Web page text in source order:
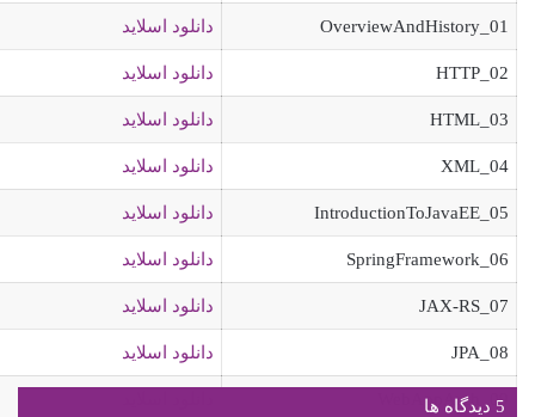
01_OverviewAndHistory دانلود اسلاید
02_HTTP دانلود اسلاید
03_HTML دانلود اسلاید
04_XML دانلود اسلاید
05_IntroductionToJavaEE دانلود اسلاید
06_SpringFramework دانلود اسلاید
07_JAX-RS دانلود اسلاید
08_JPA دانلود اسلاید
09_WebAppArch
‫5 دیدگاه ها